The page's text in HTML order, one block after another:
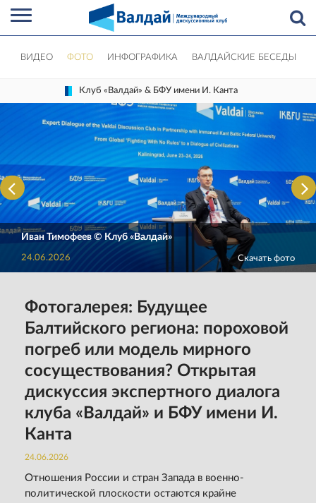
ВИДЕО ФОТО ИНФОГРАФИКА ВАЛДАЙСКИЕ БЕСЕДЫ
Клуб «Валдай» & БФУ имени И. Канта
Иван Тимофеев © Клуб «Валдай»
24.06.2026 Скачать фото
Фотогалерея: Будущее
Балтийского региона: пороховой
погреб или модель мирного
сосуществования? Открытая
дискуссия экспертного диалога
клуба «Валдай» и БФУ имени И.
Канта
24.06.2026
Отношения России и стран Запада в военно-
политической плоскости остаются крайне